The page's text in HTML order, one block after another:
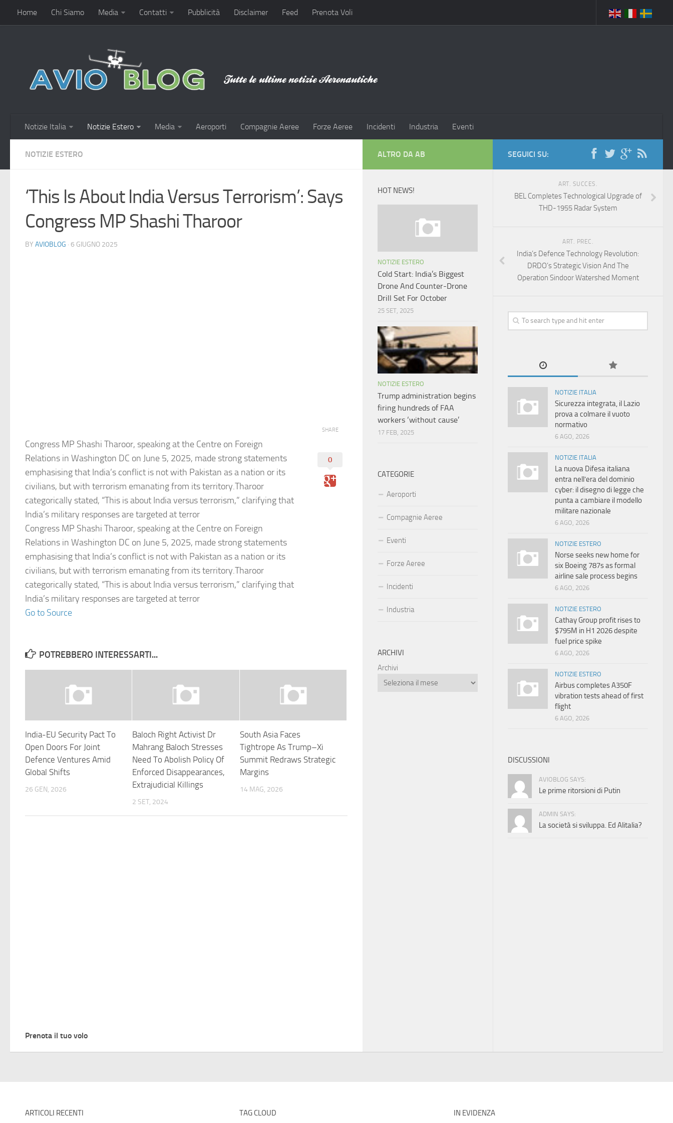
Home Chi Siamo Media Contatti Pubblicità Disclaimer Feed Prenota Voli
Notizie Italia Notizie Estero Media Aeroporti Compagnie Aeree Forze Aeree Incidenti Industria Eventi
NOTIZIE ESTERO
‘This Is About India Versus Terrorism’: Says
Congress MP Shashi Tharoor
BY AVIOBLOG · 6 GIUGNO 2025
Congress MP Shashi Tharoor, speaking at the Centre on Foreign
Relations in Washington DC on June 5, 2025, made strong statements
emphasising that India’s conflict is not with Pakistan as a nation or its
civilians, but with terrorism emanating from its territory.Tharoor
categorically stated, “This is about India versus terrorism,” clarifying that
India’s military responses are targeted at terror
Congress MP Shashi Tharoor, speaking at the Centre on Foreign
Relations in Washington DC on June 5, 2025, made strong statements
emphasising that India’s conflict is not with Pakistan as a nation or its
civilians, but with terrorism emanating from its territory.Tharoor
categorically stated, “This is about India versus terrorism,” clarifying that
India’s military responses are targeted at terror
Go to Source
SHARE
0
POTREBBERO INTERESSARTI...
India-EU Security Pact To
Open Doors For Joint
Defence Ventures Amid
Global Shifts
26 GEN, 2026
Baloch Right Activist Dr
Mahrang Baloch Stresses
Need To Abolish Policy Of
Enforced Disappearances,
Extrajudicial Killings
2 SET, 2024
South Asia Faces
Tightrope As Trump–Xi
Summit Redraws Strategic
Margins
14 MAG, 2026
Prenota il tuo volo
SEGUICI SU:
ART. SUCCES.
BEL Completes Technological Upgrade of
THD-1955 Radar System
ART. PREC.
India’s Defence Technology Revolution:
DRDO’s Strategic Vision And The
Operation Sindoor Watershed Moment
NOTIZIE ITALIA
Sicurezza integrata, il Lazio
prova a colmare il vuoto
normativo
6 AGO, 2026
NOTIZIE ITALIA
La nuova Difesa italiana
entra nell’era del dominio
cyber: il disegno di legge che
punta a cambiare il modello
militare nazionale
6 AGO, 2026
NOTIZIE ESTERO
Norse seeks new home for
six Boeing 787s as formal
airline sale process begins
6 AGO, 2026
NOTIZIE ESTERO
Cathay Group profit rises to
$795M in H1 2026 despite
fuel price spike
6 AGO, 2026
NOTIZIE ESTERO
Airbus completes A350F
vibration tests ahead of first
flight
6 AGO, 2026
DISCUSSIONI
AVIOBLOG SAYS:
Le prime ritorsioni di Putin
ADMIN SAYS:
La società si sviluppa. Ed Alitalia?
ALTRO DA AB
HOT NEWS!
NOTIZIE ESTERO
Cold Start: India’s Biggest
Drone And Counter-Drone
Drill Set For October
25 SET, 2025
NOTIZIE ESTERO
Trump administration begins
firing hundreds of FAA
workers ‘without cause’
17 FEB, 2025
CATEGORIE
Aeroporti
Compagnie Aeree
Eventi
Forze Aeree
Incidenti
Industria
ARCHIVI
Archivi
ARTICOLI RECENTI TAG CLOUD IN EVIDENZA